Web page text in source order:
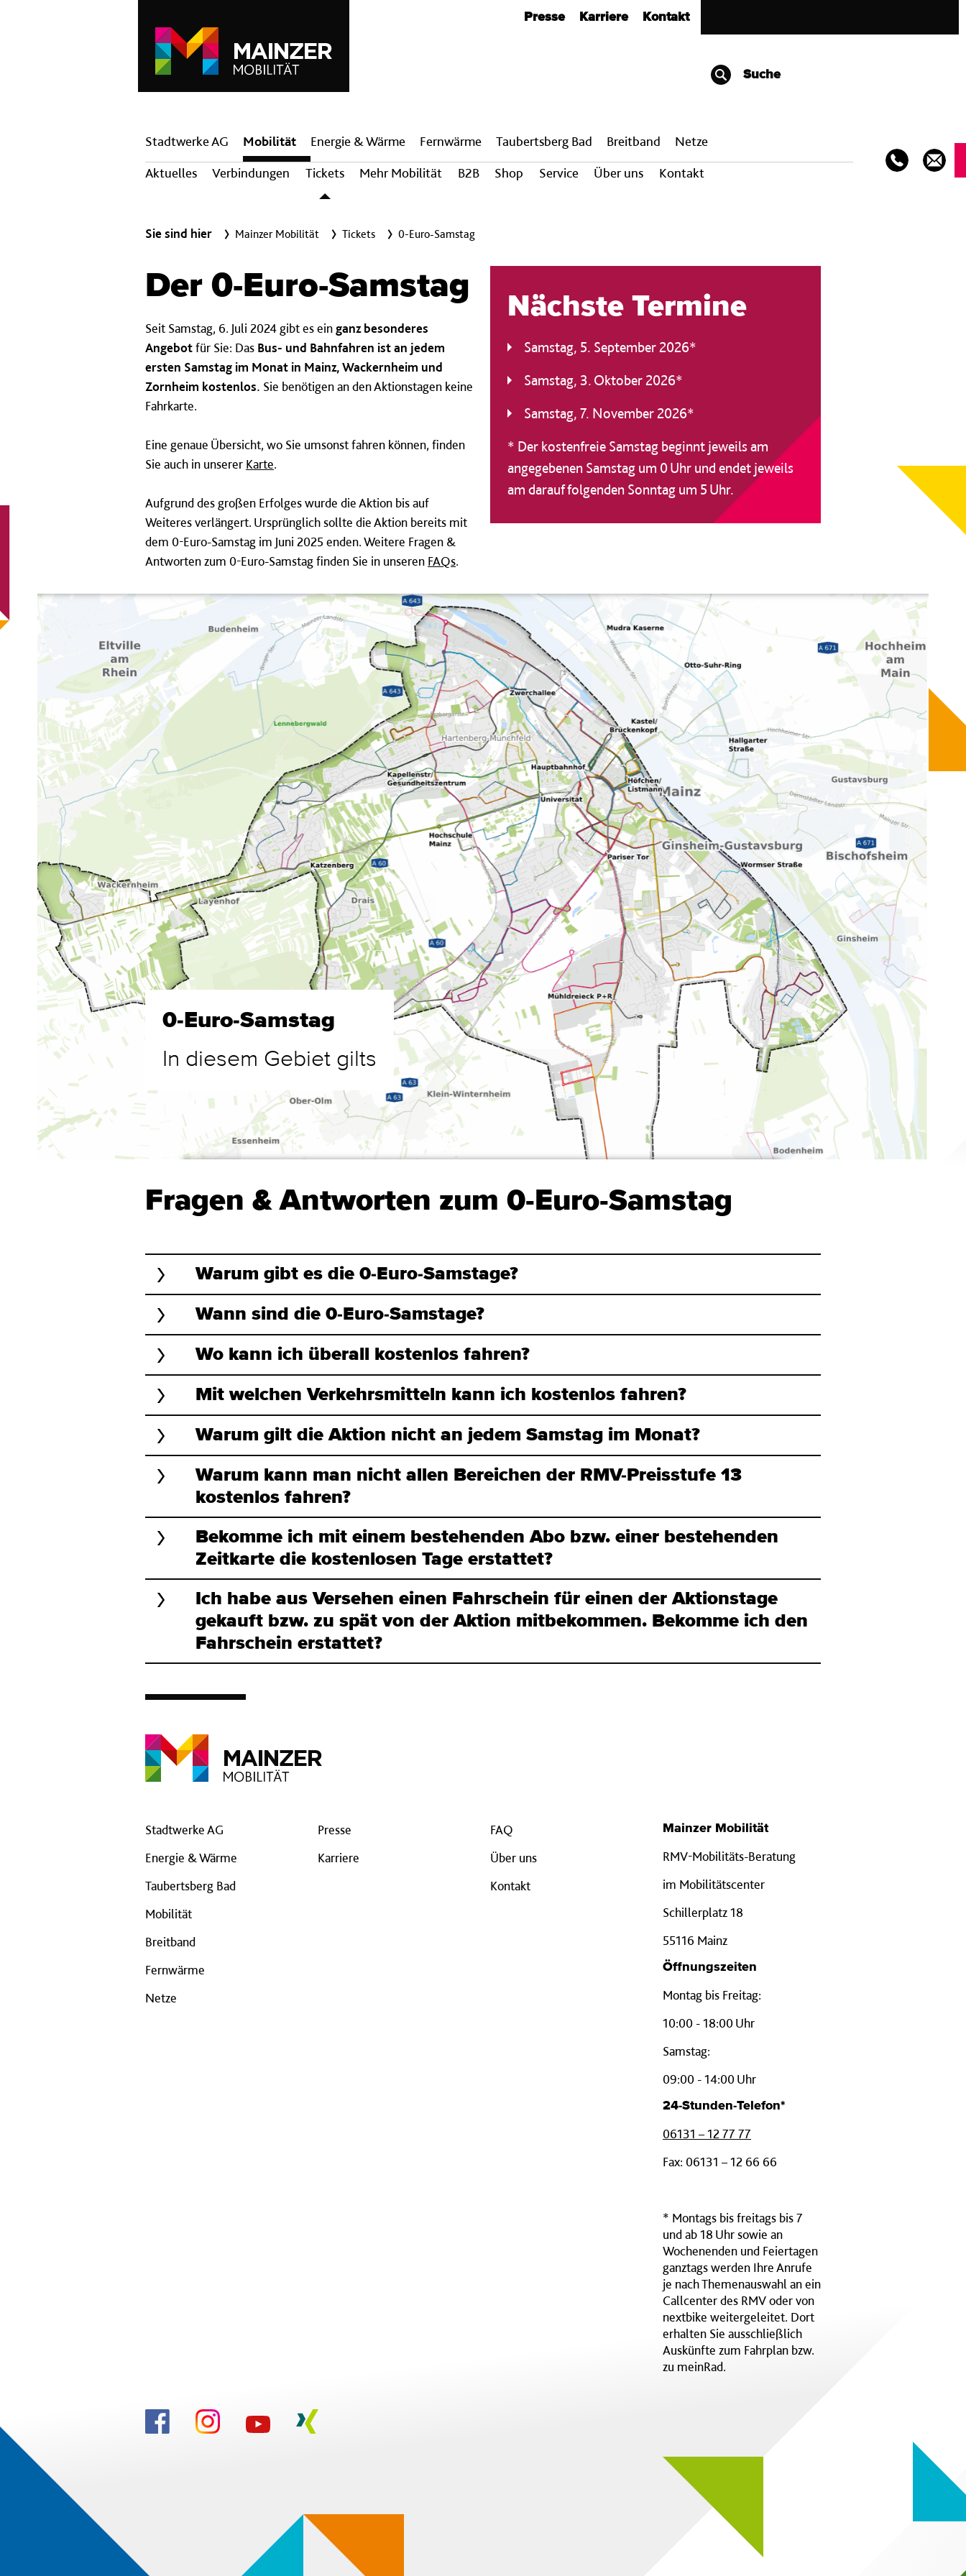
Presse Karriere Kontakt
Suche
Hauptnavigation
Stadtwerke AG
Mobilität
Aktuelles
Verbindungen Tickets Mehr Mobilität B2B Shop Service Über uns Kontakt
Energie & Wärme Fern­wärme Taubertsberg Bad Breit­band Netze
Sie sind hier Mainzer Mobilität Tickets 0-Euro-Samstag
Der 0-Euro-Samstag
Seit Samstag, 6. Juli 2024 gibt es einganz besonderes
Angebotfür Sie: Das Bus- und Bahnfahren ist an jedem
ersten Samstag im Monat in Mainz, Wackernheim und
Zornheim kostenlos. Sie benötigen an den Aktionstagen keine
Fahrkarte.
Eine genaue Übersicht, wo Sie umsonst fahren können, finden
Sie auch in unserer Karte.
Aufgrund des großen Erfolges wurde die Aktion bis auf
Weiteres verlängert. Ursprünglich sollte die Aktion bereits mit
dem 0-Euro-Samstag im Juni 2025 enden. Weitere Fragen &
Antworten zum 0-Euro-Samstag finden Sie in unseren FAQs.
Nächste Termine
Samstag, 5. September 2026*
Samstag, 3. Oktober 2026*
Samstag, 7. November 2026*
* Der kostenfreie Samstag beginnt jeweils am
angegebenen Samstag um 0 Uhr und endet jeweils
am darauf folgenden Sonntag um 5 Uhr.
0-Euro-Samstag
In diesem Gebiet gilts
Fragen & Antworten zum 0-Euro-Samstag
Warum gibt es die 0-Euro-Samstage?
Wann sind die 0-Euro-Samstage?
Wo kann ich überall kostenlos fahren?
Mit welchen Verkehrsmitteln kann ich kostenlos fahren?
Warum gilt die Aktion nicht an jedem Samstag im Monat?
Warum kann man nicht allen Bereichen der RMV-Preisstufe 13
kostenlos fahren?
Bekomme ich mit einem bestehenden Abo bzw. einer bestehenden
Zeitkarte die kostenlosen Tage erstattet?
Ich habe aus Versehen einen Fahrschein für einen der Aktionstage
gekauft bzw. zu spät von der Aktion mitbekommen. Bekomme ich den
Fahrschein erstattet?
Stadtwerke AG
Energie & Wärme
Taubertsberg Bad
Mobilität
Breitband
Fernwärme
Netze
Presse
Karriere
FAQ
Über uns
Kontakt
Mainzer Mobilität
RMV-Mobilitäts-Beratung
im Mobilitätscenter
Schillerplatz 18
55116 Mainz
Öffnungszeiten
Montag bis Freitag:
10:00 - 18:00 Uhr
Samstag:
09:00 - 14:00 Uhr
24-Stunden-Telefon*
06131 – 12 77 77
Fax: 06131 – 12 66 66
* Montags bis freitags bis 7
und ab 18 Uhr sowie an
Wochenenden und Feiertagen
ganztags werden Ihre Anrufe
je nach Themenauswahl an ein
Callcenter des RMV oder von
nextbike weitergeleitet. Dort
erhalten Sie ausschließlich
Auskünfte zum Fahrplan bzw.
zu meinRad.